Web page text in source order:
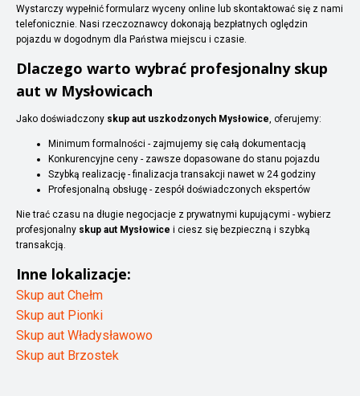
Wystarczy wypełnić formularz wyceny online lub skontaktować się z nami
telefonicznie. Nasi rzeczoznawcy dokonają bezpłatnych oględzin
pojazdu w dogodnym dla Państwa miejscu i czasie.
Dlaczego warto wybrać profesjonalny skup
aut w Mysłowicach
Jako doświadczony skup aut uszkodzonych Mysłowice, oferujemy:
Minimum formalności - zajmujemy się całą dokumentacją
Konkurencyjne ceny - zawsze dopasowane do stanu pojazdu
Szybką realizację - finalizacja transakcji nawet w 24 godziny
Profesjonalną obsługę - zespół doświadczonych ekspertów
Nie trać czasu na długie negocjacje z prywatnymi kupującymi - wybierz
profesjonalny skup aut Mysłowice i ciesz się bezpieczną i szybką
transakcją.
Inne lokalizacje:
Skup aut Chełm
Skup aut Pionki
Skup aut Władysławowo
Skup aut Brzostek